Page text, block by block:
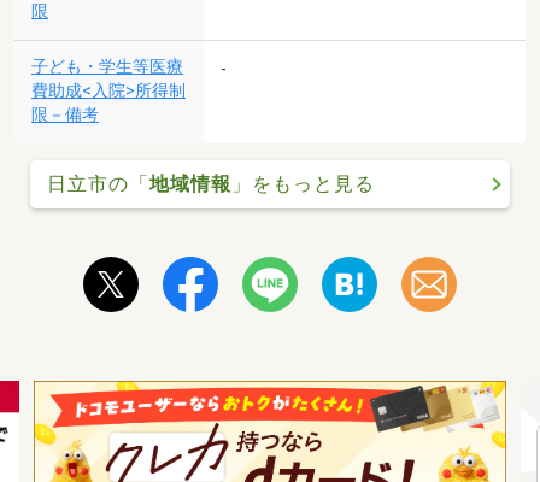
限
子ども・学生等医療
費助成<入院>所得制
限－備考
-
日立市の「地域情報 」をもっと見る